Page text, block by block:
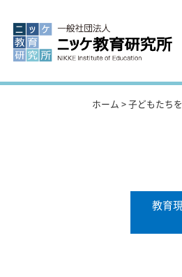
ホーム > 子どもたち
教育